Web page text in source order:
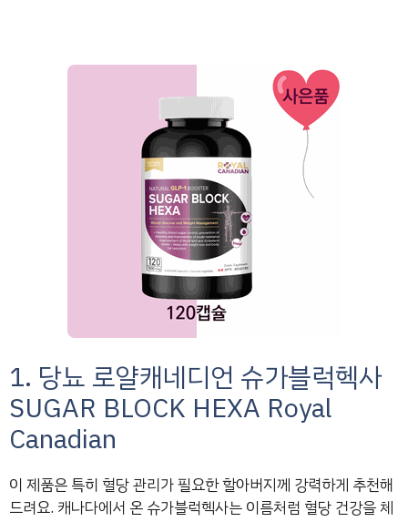
1. 당뇨 로얄캐네디언 슈가블럭헥사
SUGAR BLOCK HEXA Royal
Canadian
이 제품은 특히 혈당 관리가 필요한 할아버지께 강력하게 추천해
드려요. 캐나다에서 온 슈가블럭헥사는 이름처럼 혈당 건강을 체